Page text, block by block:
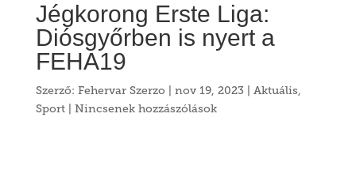
Jégkorong Erste Liga:
Diósgyőrben is nyert a
FEHA19
Szerző: Fehervar Szerzo nov 19, 2023 Aktuális,
Sport| Nincsenek hozzászólások